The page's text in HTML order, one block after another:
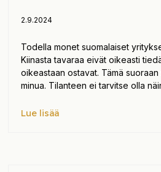
2.9.2024
Todella monet suomalaiset
Kiinasta tavaraa eivät oikeasti
oikeastaan ostavat. Tämä
minua. Tilanteen ei tarvitse olla
Lue lisää